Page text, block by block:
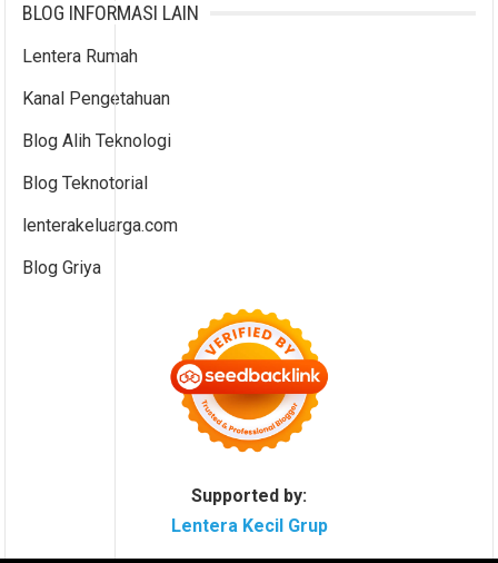
BLOG INFORMASI LAIN
Lentera Rumah
Kanal Pengetahuan
Blog Alih Teknologi
Blog Teknotorial
lenterakeluarga.com
Blog Griya
Supported by:
Lentera Kecil Grup